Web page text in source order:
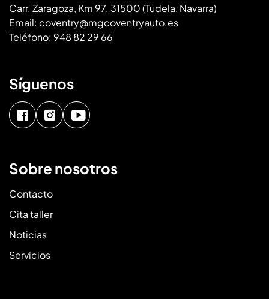
Carr. Zaragoza, Km 97. 31500 (Tudela, Navarra)
Email: coventry@mgcoventryauto.es
Teléfono: 948 82 29 66
Síguenos
Sobre nosotros
Contacto
Cita taller
Noticias
Servicios